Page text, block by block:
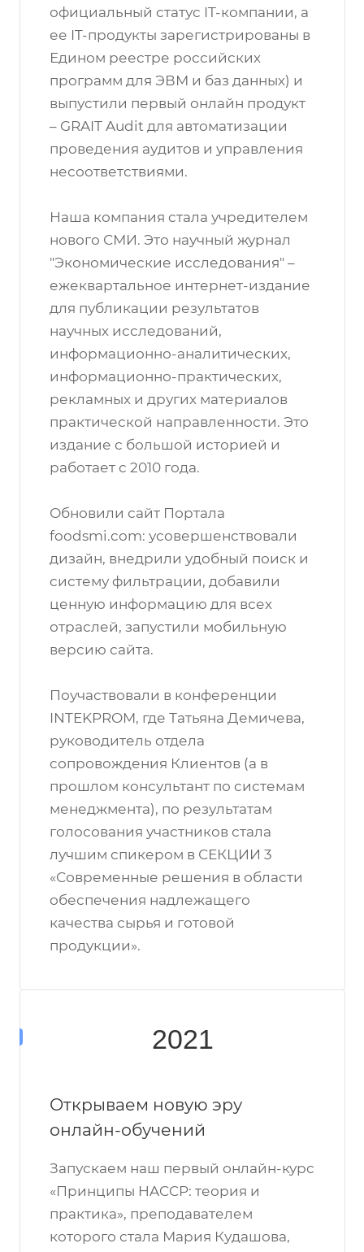
официальный статус IT-компании, а
ее IT-продукты зарегистрированы в
Едином реестре российских
программ для ЭВМ и баз данных) и
выпустили первый онлайн продукт
– GRAIT Audit для автоматизации
проведения аудитов и управления
несоответствиями.
Наша компания стала учредителем
нового СМИ. Это научный журнал
"Экономические исследования" –
ежеквартальное интернет-издание
для публикации результатов
научных исследований,
информационно-аналитических,
информационно-практических,
рекламных и других материалов
практической направленности. Это
издание с большой историей и
работает с 2010 года.
Обновили сайт Портала
foodsmi.com: усовершенствовали
дизайн, внедрили удобный поиск и
систему фильтрации, добавили
ценную информацию для всех
отраслей, запустили мобильную
версию сайта.
Поучаствовали в конференции
INTEKPROM, где Татьяна Демичева,
руководитель отдела
сопровождения Клиентов (а в
прошлом консультант по системам
менеджмента), по результатам
голосования участников стала
лучшим спикером в СЕКЦИИ 3
«Современные решения в области
обеспечения надлежащего
качества сырья и готовой
продукции».
2021
Открываем новую эру
онлайн-обучений
Запускаем наш первый онлайн-курс
«Принципы HACCP: теория и
практика», преподавателем
которого стала Мария Кудашова,